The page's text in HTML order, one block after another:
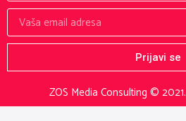
ZOS Media Consulting © 2021.
Prijavi se